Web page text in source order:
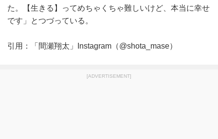
た。【生きる】ってめちゃくちゃ難しいけど、本当に幸せ
です」とつづっている。
引用：「間瀬翔太」Instagram（@shota_mase）
[ADVERTISEMENT]